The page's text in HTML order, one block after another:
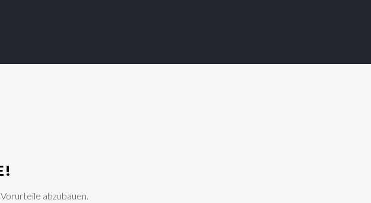
abzubauen.